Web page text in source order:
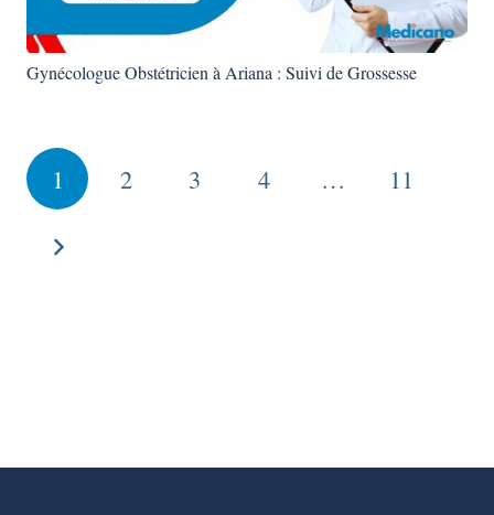
Gynécologue Obstétricien à Ariana : Suivi de Grossesse
1 2 3 4 … 11